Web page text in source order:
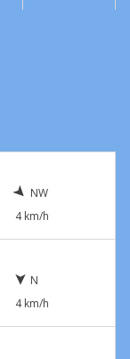
NW
4 km/h
N
4 km/h